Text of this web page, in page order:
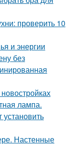
проверить 10
и энергии
без
лампа.
Настенные